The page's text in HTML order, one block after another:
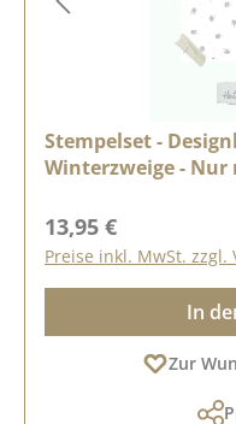
Stempelset -
Winterzweige - Nur
Regulärer Preis:
13,95 €
Preise inkl. MwSt. zzgl.
In
Zur